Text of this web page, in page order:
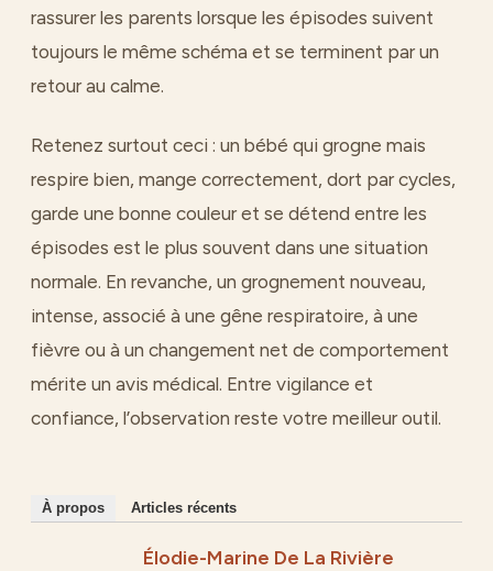
rassurer les parents lorsque les épisodes suivent
toujours le même schéma et se terminent par un
retour au calme.
Retenez surtout ceci : un bébé qui grogne mais
respire bien, mange correctement, dort par cycles,
garde une bonne couleur et se détend entre les
épisodes est le plus souvent dans une situation
normale. En revanche, un grognement nouveau,
intense, associé à une gêne respiratoire, à une
fièvre ou à un changement net de comportement
mérite un avis médical. Entre vigilance et
confiance, l’observation reste votre meilleur outil.
À propos Articles récents
Élodie-Marine De La Rivière